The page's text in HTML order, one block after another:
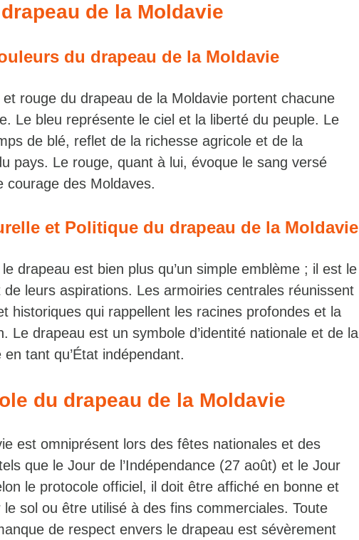
de la Moldavie
du drapeau de la Moldavie
rouge du drapeau de la Moldavie portent chacune
Le bleu représente le ciel et la liberté du peuple. Le
de blé, reflet de la richesse agricole et de la
pays. Le rouge, quant à lui, évoque le sang versé
courage des Moldaves.
et Politique du drapeau de la Moldavie
drapeau est bien plus qu’un simple emblème ; il est le
leurs aspirations. Les armoiries centrales réunissent
historiques qui rappellent les racines profondes et la
Le drapeau est un symbole d’identité nationale et de la
tant qu’État indépendant.
du drapeau de la Moldavie
est omniprésent lors des fêtes nationales et des
que le Jour de l’Indépendance (27 août) et le Jour
le protocole officiel, il doit être affiché en bonne et
sol ou être utilisé à des fins commerciales. Toute
de respect envers le drapeau est sévèrement